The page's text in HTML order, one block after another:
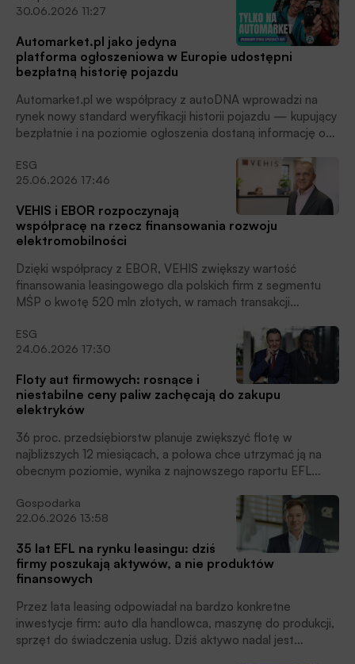
miesięcy zaległe zadłużenie sektora wzrosło do ponad 90,3
mln zł. Przedsiębiorcy prowadzący SKP znaleźli się w
pułapce. Z jednej strony stoją przed koniecznością
kosztownej modernizacji aparatury diagnostycznej, z drugiej
– ich dochody pozostają zakładnikiem sztywnego,
odgórnego cennika, na który nie mają żadnego wpływu. To
wyzwanie dla branży komentują eksperci rynkowi –
informacja prasowa BIG InfoMonitora.
30.06.2026 11:27
Automarket.pl jako jedyna
platforma ogłoszeniowa w Europie udostępni
bezpłatną historię pojazdu
Automarket.pl we współpracy z autoDNA wprowadzi na
rynek nowy standard weryfikacji historii pojazdu — kupujący
bezpłatnie i na poziomie ogłoszenia dostaną informację o
odpowiedź na oczekiwania kupujących, dla których historia
pojazdu jest niemal tak samo ważna, jak cena, stan
techniczny czy przebieg – w badaniu przeprowadzonym
przez Automarket.pl jako ważny czynnik w decyzji
zakupowej wskazało ją aż 83 proc. kierowców. Przy zakupie
auta używanego liczy się transparentność – 91 proc.
pytanych osób bardziej ufa sprzedawcom, którzy nie
ukrywają informacji o szkodach, a 85 proc. rozważa zakup
pojazdu po szkodzie, jeśli ma udokumentowaną historię
ESG
25.06.2026 17:46
VEHIS i EBOR rozpoczynają
współpracę na rzecz finansowania rozwoju
elektromobilności
Dzięki współpracy z EBOR, VEHIS zwiększy wartość
finansowania leasingowego dla polskich firm z segmentu
MŚP o kwotę 520 mln złotych, w ramach transakcji
złotych, czytamy w informacji prasowej.
ESG
24.06.2026 17:30
Floty aut firmowych: rosnące i
niestabilne ceny paliw zachęcają do zakupu
elektryków
36 proc. przedsiębiorstw planuje zwiększyć flotę w
najbliższych 12 miesiącach, a połowa chce utrzymać ją na
obecnym poziomie, wynika z najnowszego raportu EFL
agendy coraz mocniej wchodzą elektryki: 37 proc. firm już
ma elektryki we flocie, a 27 proc. jeszcze nie, ale planuje
wdrożenie. Eksperci EFL zwracają uwagę, że na decyzje
flotowe coraz większy wpływ ma także geopolityka i
związana z nią presja paliwowa. 29 proc. przedsiębiorców
przyznaje, że rosnące i niestabilne ceny paliw, wynikające
m.in. z napięć na Bliskim Wschodzie, zwiększają gotowość
do rozważenia aut elektrycznych, czytamy w informacji
prasowej.
Gospodarka
22.06.2026 13:58
35 lat EFL na rynku leasingu: dziś
firmy poszukają aktywów, a nie produktów
finansowych
Przez lata leasing odpowiadał na bardzo konkretne
inwestycje firm: auto dla handlowca, maszynę do produkcji,
sprzęt do świadczenia usług. Dziś aktywo nadal jest